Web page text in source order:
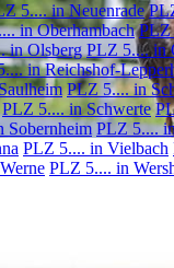
5.... in Neuenrade
in Oberhambach PLZ
in Olsberg PLZ 5.... in
in Reichshof-
PLZ 5.... in
PLZ 5.... in Schwerte
Sobernheim PLZ 5....
PLZ 5.... in Vielbach
PLZ 5.... in